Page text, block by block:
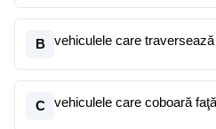
B vehiculele care
C vehiculele care coboară